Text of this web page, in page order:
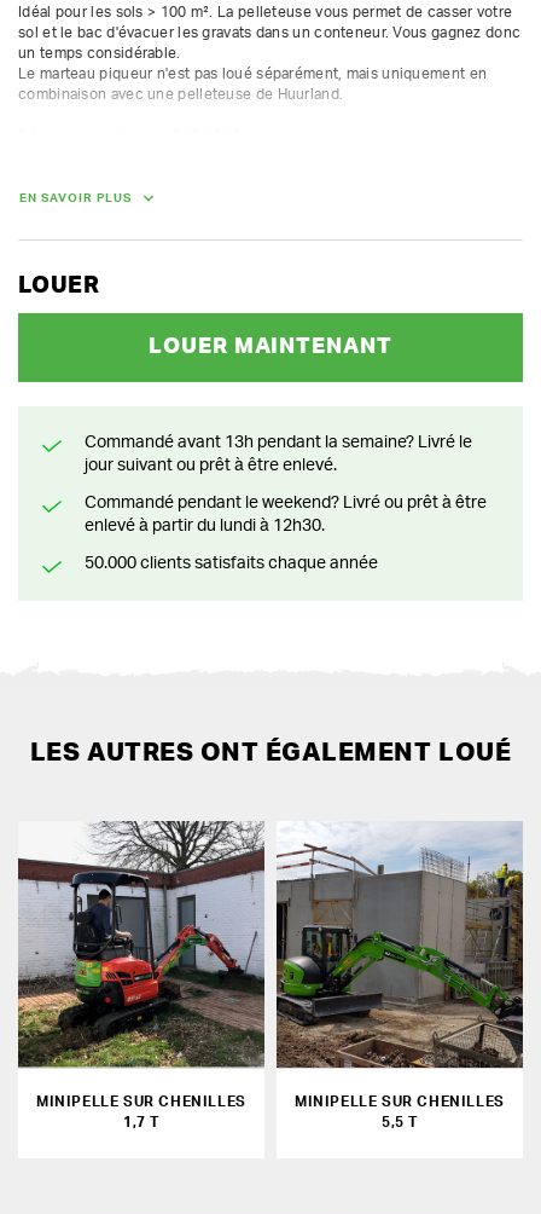
Idéal pour les sols > 100 m². La pelleteuse vous permet de casser votre
sol et le bac d'évacuer les gravats dans un conteneur. Vous gagnez donc
un temps considérable.
Le marteau piqueur n'est pas loué séparément, mais uniquement en
combinaison avec une pelleteuse de Huurland.
diamètre de l'outil 50 mm
1 burineur inclus
POIDS
EN SAVOIR PLUS
LOUER
LOUER MAINTENANT
Commandé avant 13h pendant la semaine? Livré le
jour suivant ou prêt à être enlevé.
Commandé pendant le weekend? Livré ou prêt à être
enlevé à partir du lundi à 12h30.
50.000 clients satisfaits chaque année
LES AUTRES ONT ÉGALEMENT LOUÉ
MINIPELLE SUR CHENILLES
1,7 T
MINIPELLE SUR CHENILLES
5,5 T